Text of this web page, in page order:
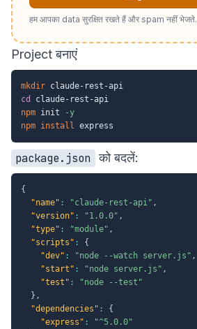
हम आपका data सुरक्षित रखते हैं और spam नहीं भेजते.
Project बनाएं
mkdir
cd
npm init
-y
npm install
package.json को बदलें:
{
"name" : "claude-rest-api" ,
"version" : "1.0.0" ,
"type" : "module" ,
"scripts" :
{
"dev" : "node --watch server.js" ,
"start" : "node server.js" ,
"test" :
"node --test"
} ,
"dependencies" :
{
"express" :
"^5.0.0"